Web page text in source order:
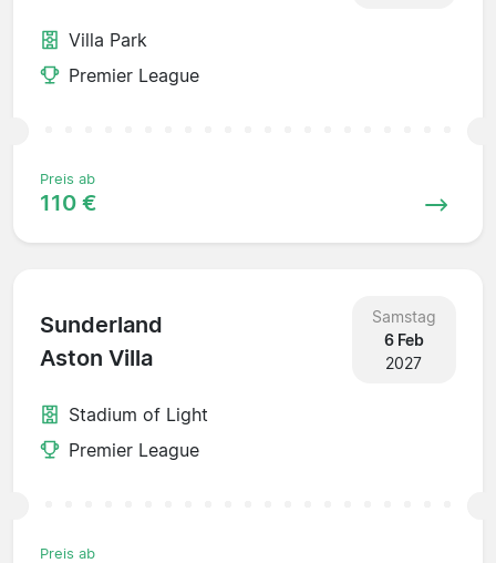
Villa Park
Premier League
Preis ab
110 €
Sunderland
Aston Villa
Samstag
6 Feb
2027
Stadium of Light
Premier League
Preis ab